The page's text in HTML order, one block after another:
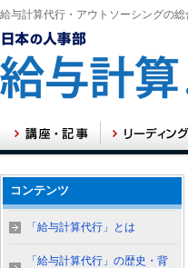
給与計算代行・アウトソーシングの総
コンテンツ
「給与計算代行」とは
「給与計算代行」の歴史・背